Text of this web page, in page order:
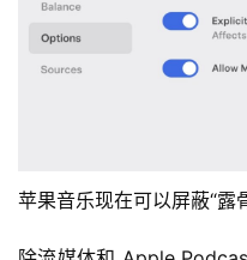
在“所有应用程序”菜单中
车辆的 dock 中。点击该
是点击气候温度的另一种选
苹果音乐屏蔽“露骨内